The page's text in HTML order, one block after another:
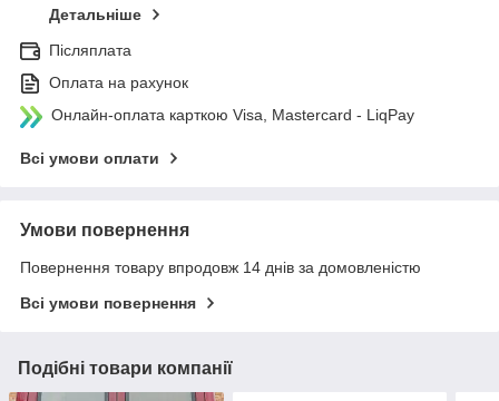
Детальніше
Післяплата
Оплата на рахунок
Онлайн-оплата карткою Visa, Mastercard - LiqPay
Всі умови оплати
Умови повернення
Повернення товару впродовж 14 днів за домовленістю
Всі умови повернення
Подібні товари компанії